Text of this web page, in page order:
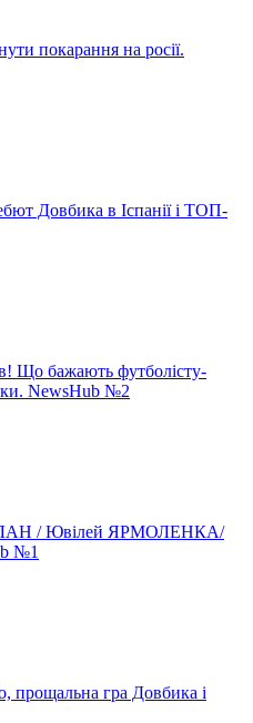
покарання на росії.
Довбика в Іспанії і ТОП-
Що бажають футболісту-
NewsHub №2
/ Ювілей ЯРМОЛЕНКА/
№1
прощальна гра Довбика і